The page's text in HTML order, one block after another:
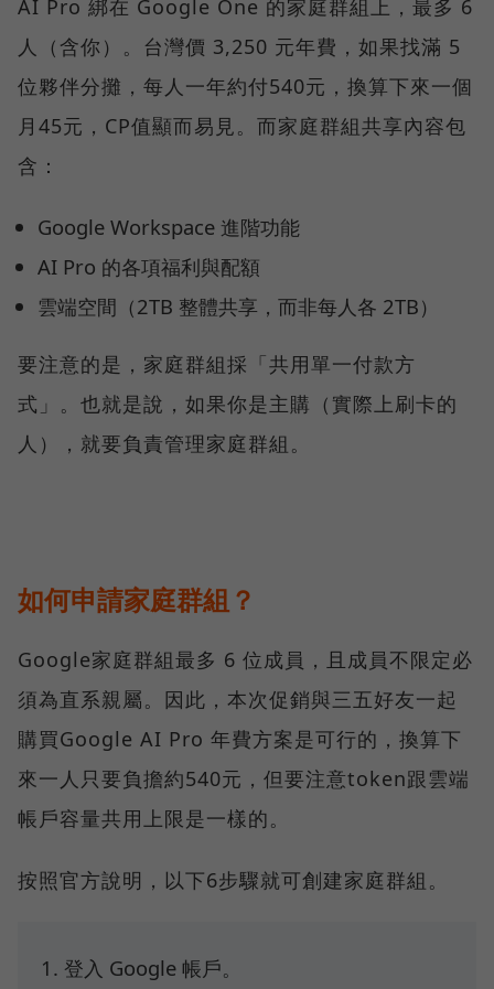
AI Pro 綁在 Google One 的家庭群組上，最多 6
人（含你）。台灣價 3,250 元年費，如果找滿 5
位夥伴分攤，每人一年約付540元，換算下來一個
月45元，CP值顯而易見。而家庭群組共享內容包
含：
Google Workspace 進階功能
AI Pro 的各項福利與配額
雲端空間（2TB 整體共享，而非每人各 2TB）
要注意的是，家庭群組採「共用單一付款方
式」。也就是說，如果你是主購（實際上刷卡的
人），就要負責管理家庭群組。
如何申請家庭群組？
Google家庭群組最多 6 位成員，且成員不限定必
須為直系親屬。因此，本次促銷與三五好友一起
購買Google AI Pro 年費方案是可行的，換算下
來一人只要負擔約540元，但要注意token跟雲端
帳戶容量共用上限是一樣的。
按照官方說明，以下6步驟就可創建家庭群組。
登入 Google 帳戶。